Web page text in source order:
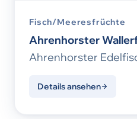
Fisch/Meeresfrüchte
Ahrenhorster
Ahrenhorster
Details ansehen